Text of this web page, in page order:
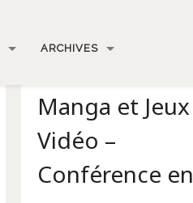
ARCHIVES
Manga et Jeux
Vidéo –
Conférence en